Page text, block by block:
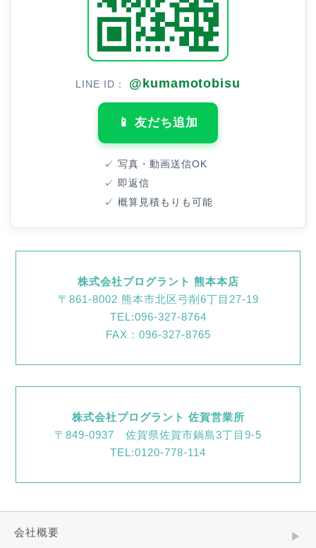
LINE ID： @kumamotobisu
📱 友だち追加
✓ 写真・動画送信OK
✓ 即返信
✓ 概算見積もりも可能
株式会社プログラント 熊本本店
〒861-8002 熊本市北区弓削6丁目27-19
TEL:096-327-8764
FAX：096-327-8765
株式会社プログラント 佐賀営業所
〒849-0937 佐賀県佐賀市鍋島3丁目9-5
TEL:0120-778-114
会社概要